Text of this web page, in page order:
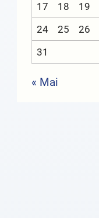
17
18 19
24
25 26
31
« Mai